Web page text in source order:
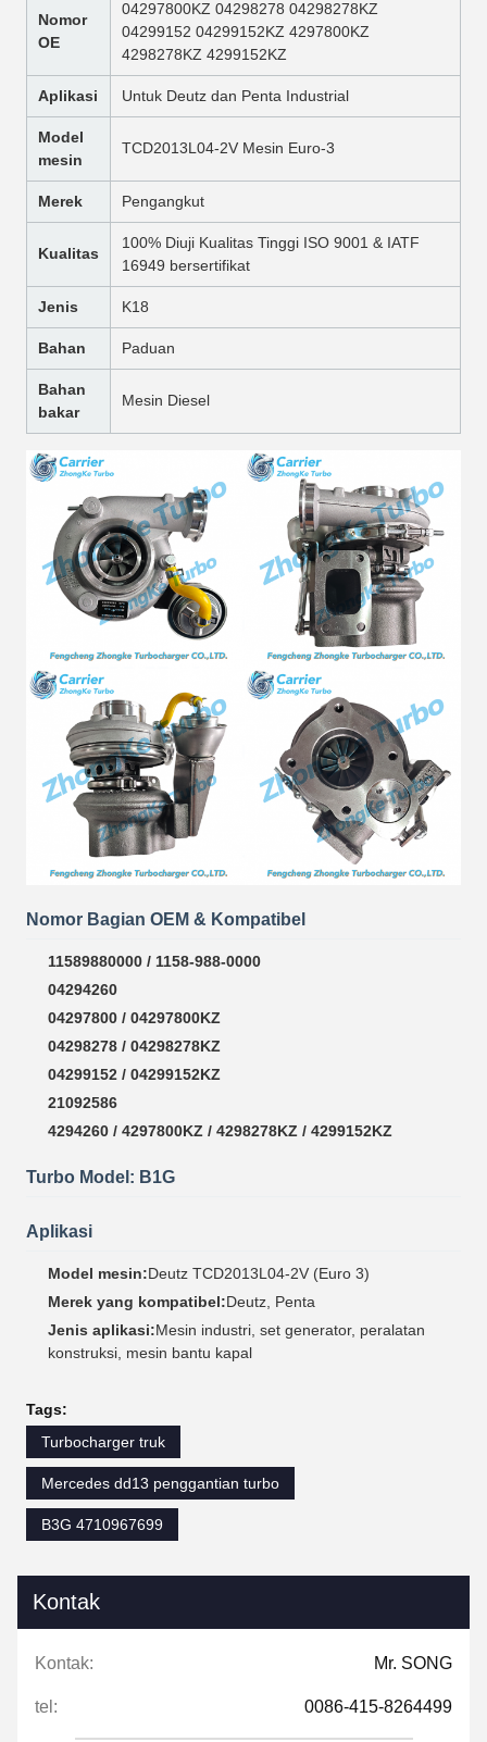
Nomor
OE
04297800KZ 04298278 04298278KZ
04299152 04299152KZ 4297800KZ
4298278KZ 4299152KZ
Aplikasi Untuk Deutz dan Penta Industrial
Model
mesin
TCD2013L04-2V Mesin Euro-3
Merek Pengangkut
Kualitas
100% Diuji Kualitas Tinggi ISO 9001 & IATF
16949 bersertifikat
Jenis K18
Bahan Paduan
Bahan
bakar
Mesin Diesel
Nomor Bagian OEM & Kompatibel
11589880000 / 1158-988-0000
04294260
04297800 / 04297800KZ
04298278 / 04298278KZ
04299152 / 04299152KZ
21092586
4294260 / 4297800KZ / 4298278KZ / 4299152KZ
Turbo Model: B1G
Aplikasi
Model mesin:Deutz TCD2013L04-2V (Euro 3)
Merek yang kompatibel:Deutz, Penta
Jenis aplikasi:Mesin industri, set generator, peralatan
konstruksi, mesin bantu kapal
Tags:
Turbocharger truk
Mercedes dd13 penggantian turbo
B3G 4710967699
Kontak
Kontak: Mr. SONG
tel: 0086-415-8264499